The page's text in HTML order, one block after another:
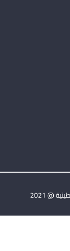
@ 2021